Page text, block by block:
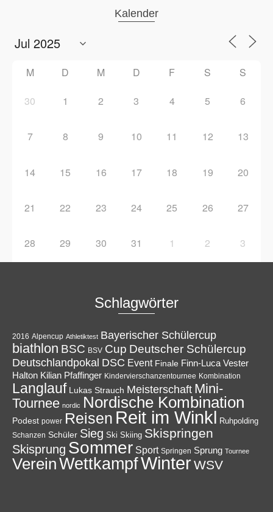
Kalender
M D M D F S S
30 1 2 3 4 5 6
7 8 9 10 11 12 13
14 15 16 17 18 19 20
21 22 23 24 25 26 27
28 29 30 31 1 2 3
Schlagwörter
2016 Alpencup Athletiktest Bayerischer Schülercup
biathlon BSC BSV Cup Deutscher Schülercup
Deutschlandpokal DSC Event Finale Finn-Luca Vester
Halton Kilian Pfaffinger Kindervierschanzentournee Kombination
Langlauf Lukas Strauch Meisterschaft Mini-
Tournee nordic Nordische Kombination
Podest power Reisen Reit im Winkl Ruhpolding
Schanzen Schüler Sieg Ski Skiing Skispringen
Skisprung Sommer Sport Springen Sprung Tournee
VereinWettkampfWinterWSV